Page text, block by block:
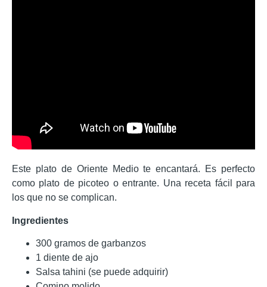
Este plato de Oriente Medio te encantará. Es perfecto
como plato de picoteo o entrante. Una receta fácil para
los que no se complican.
Ingredientes
300 gramos de garbanzos
1 diente de ajo
Salsa tahini (se puede adquirir)